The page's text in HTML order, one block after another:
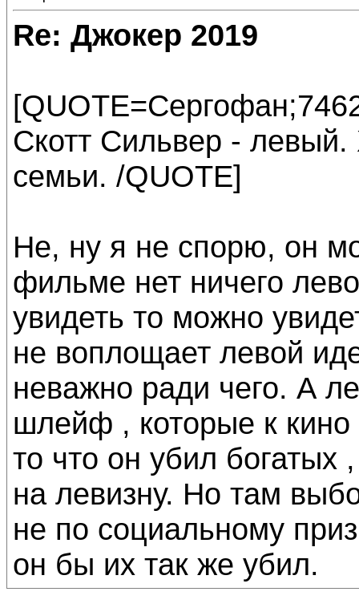
Re: Джокер 2019
Скотт Сильвер - левый.
семьи. /QUOTE]
Не, ну я не спорю, он
фильме нет ничего
увидеть то можно
не воплощает левой
неважно ради чего. А
шлейф , которые к
то что он убил
на левизну. Но там
не по социальному
он бы их так же убил.